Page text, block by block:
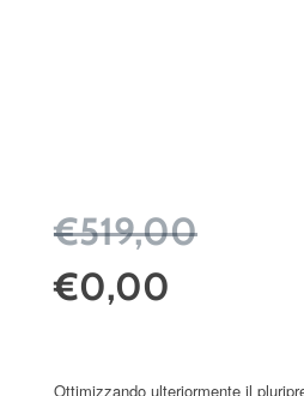
€519,00
€0,00
Ottimizzando ulteriormente il